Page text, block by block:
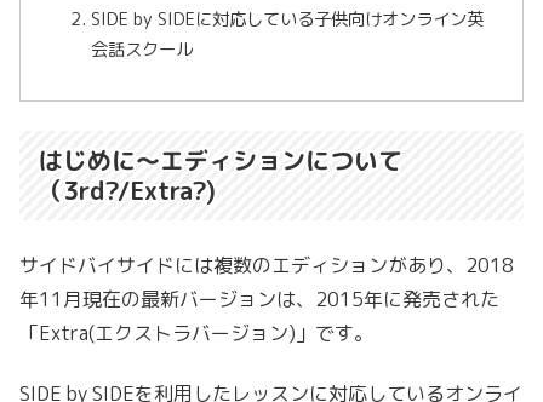
SIDE by SIDEに対応している子供向けオンライン英
会話スクール
はじめに〜エディションについて
（3rd?/Extra?)
サイドバイサイドには複数のエディションがあり、2018
年11月現在の最新バージョンは、2015年に発売された
「Extra(エクストラバージョン)」です。
SIDE by SIDEを利用したレッスンに対応しているオンライ